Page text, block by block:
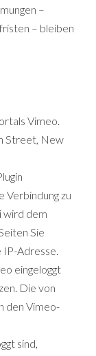
–
– bleiben
Vimeo.
Street, New
Verbindung zu
wird dem
Sie
IP-Adresse.
eingeloggt
Die von
den Vimeo-
sind,